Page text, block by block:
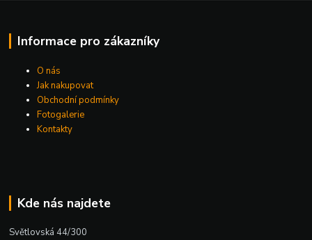
Informace pro zákazníky
O nás
Jak nakupovat
Obchodní podmínky
Fotogalerie
Kontakty
Kde nás najdete
Světlovská 44/300